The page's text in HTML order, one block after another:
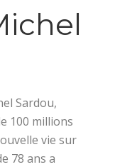
Sardou,
100 millions
vie sur
78 ans a